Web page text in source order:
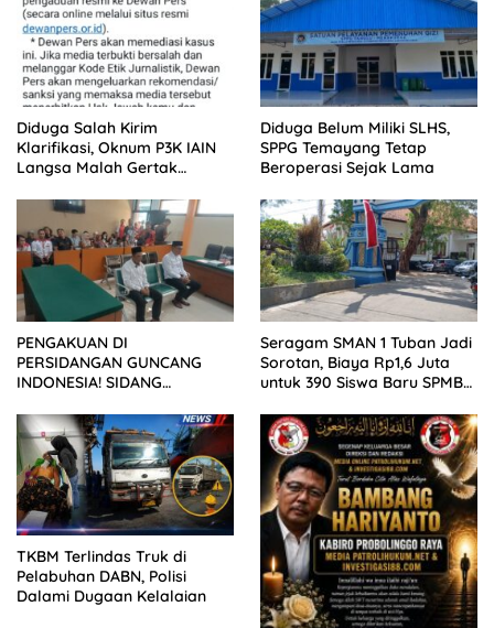
Diduga Salah Kirim
Klarifikasi, Oknum P3K IAIN
Langsa Malah Gertak
Diduga Belum Miliki SLHS,
SPPG Temayang Tetap
Beroperasi Sejak Lama
PENGAKUAN DI
PERSIDANGAN GUNCANG
INDONESIA! SIDANG
KELUARGA KORBAN
MENGAMUK DI PN MALANG
Seragam SMAN 1 Tuban Jadi
Sorotan, Biaya Rp1,6 Juta
untuk 390 Siswa Baru SPMB
TKBM Terlindas Truk di
Pelabuhan DABN, Polisi
Dalami Dugaan Kelalaian